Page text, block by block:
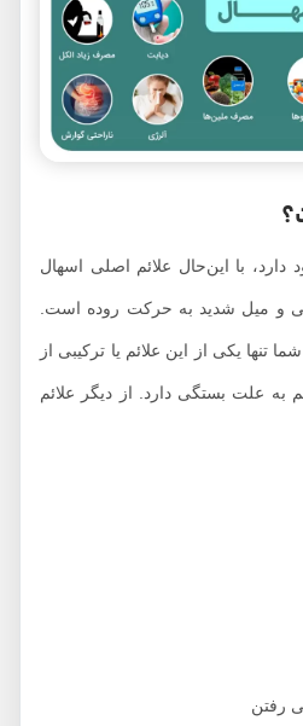
با این‌حال علائم اصلی اسهال
شدید به حرکت روده است.
یکی از این علائم یا ترکیبی از
علت بستگی دارد. از دیگر علائم